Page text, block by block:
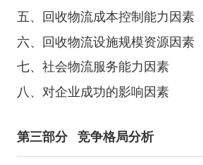
五、回收物流成本控制能力因素
六、回收物流设施规模资源因素
七、社会物流服务能力因素
八、对企业成功的影响因素
第三部分 竞争格局分析